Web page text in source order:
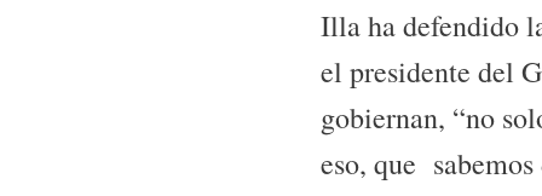
Illa ha defendido
el presidente del
gobiernan, “no
eso, que